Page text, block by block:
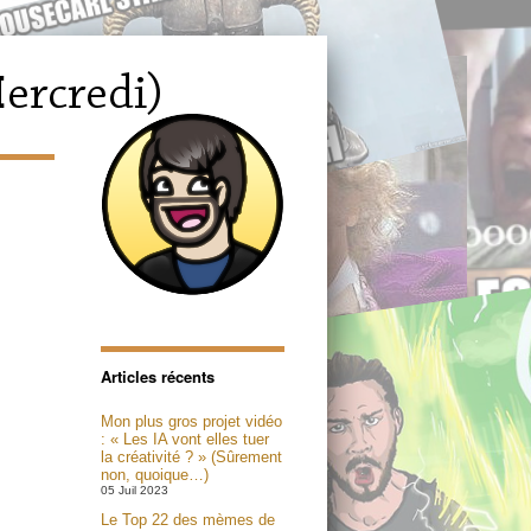
Articles récents
Mon plus gros projet vidéo
: « Les IA vont elles tuer
la créativité ? » (Sûrement
non, quoique…)
05 Juil 2023
Le Top 22 des mèmes de